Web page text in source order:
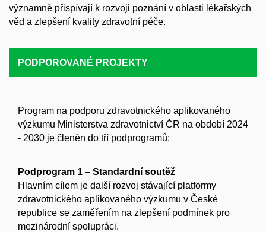
významně přispívají k rozvoji poznání v oblasti lékařských
věd a zlepšení kvality zdravotní péče.
PODPOROVANÉ PROJEKTY
Program na podporu zdravotnického aplikovaného
výzkumu Ministerstva zdravotnictví ČR na období 2024
- 2030 je členěn do tří podprogramů:
Podprogram 1 – Standardní soutěž
Hlavním cílem je další rozvoj stávající platformy
zdravotnického aplikovaného výzkumu v České
republice se zaměřením na zlepšení podmínek pro
mezinárodní spolupráci.